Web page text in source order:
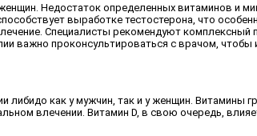
Недостаток определенных витаминов и
выработке тестостерона, что
Специалисты рекомендуют
важно проконсультироваться с врачом,
как у мужчин, так и у женщин. Витамины
влечении. Витамин D, в свою очередь,